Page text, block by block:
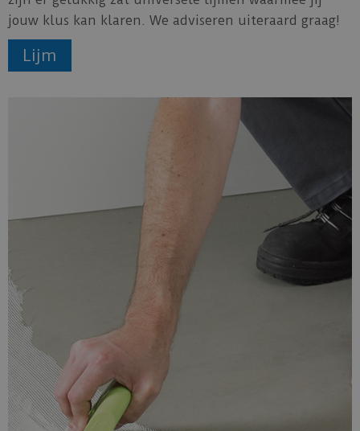
jouw klus kan klaren. We adviseren uiteraard graag!
Lijm